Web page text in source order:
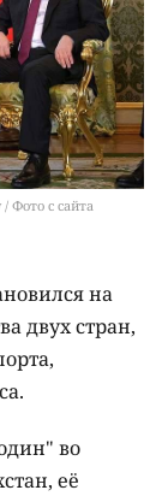
Фото с сайта
на
двух стран,
во
её